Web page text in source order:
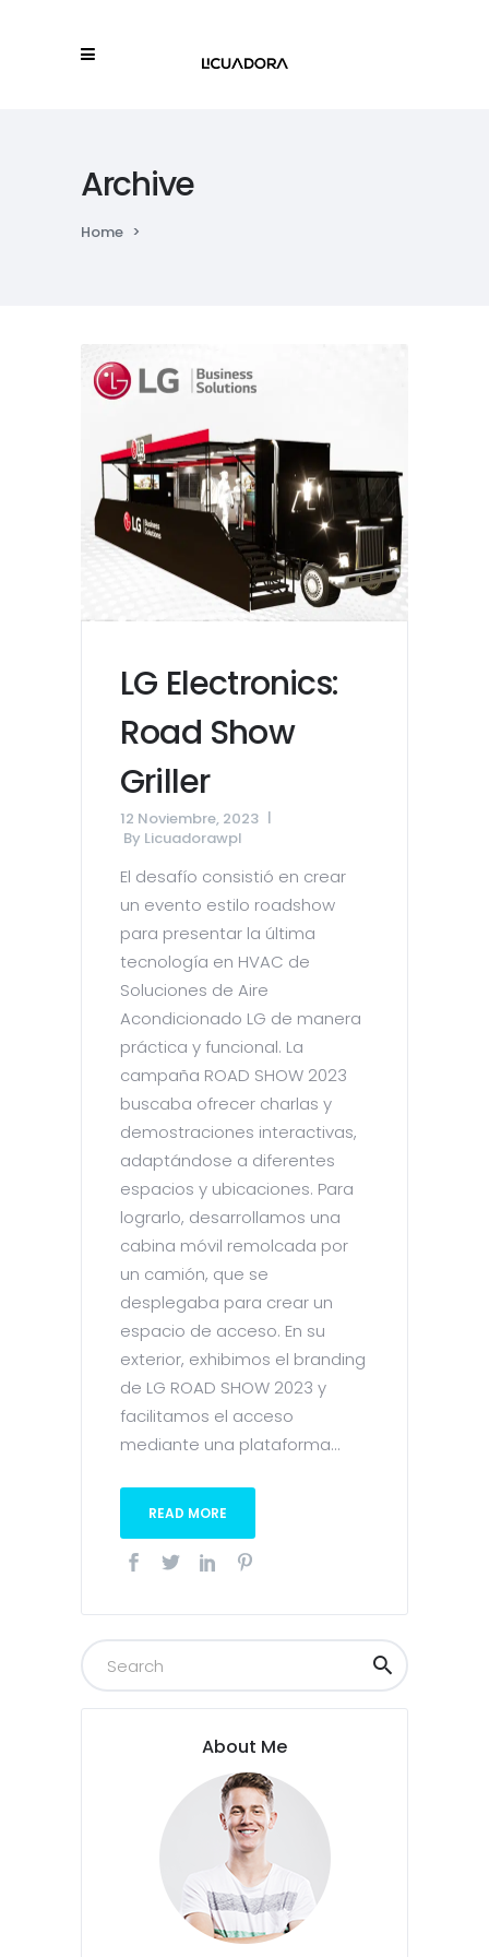
Archive
Home >
LG Electronics:
Road Show
Griller
12 Noviembre, 2023
By Licuadorawpl
El desafío consistió en crear
un evento estilo roadshow
para presentar la última
tecnología en HVAC de
Soluciones de Aire
Acondicionado LG de manera
práctica y funcional. La
campaña ROAD SHOW 2023
buscaba ofrecer charlas y
demostraciones interactivas,
adaptándose a diferentes
espacios y ubicaciones. Para
lograrlo, desarrollamos una
cabina móvil remolcada por
un camión, que se
desplegaba para crear un
espacio de acceso. En su
exterior, exhibimos el branding
de LG ROAD SHOW 2023 y
facilitamos el acceso
mediante una plataforma...
READ MORE
About Me